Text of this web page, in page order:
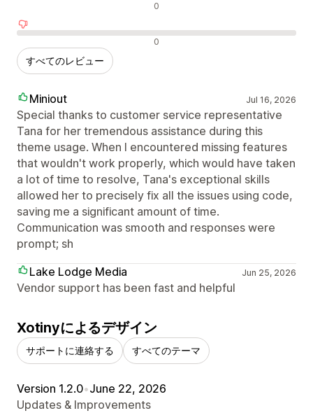
0
0
すべてのレビュー
Miniout Jul 16, 2026
Special thanks to customer service representative
Tana for her tremendous assistance during this
theme usage. When I encountered missing features
that wouldn't work properly, which would have taken
a lot of time to resolve, Tana's exceptional skills
allowed her to precisely fix all the issues using code,
saving me a significant amount of time.
Communication was smooth and responses were
prompt; sh
Lake Lodge Media
Jun 25, 2026
Vendor support has been fast and helpful
Xotinyによるデザイン
サポートに連絡する すべてのテーマ
Version 1.2.0•June 22, 2026
Updates & Improvements